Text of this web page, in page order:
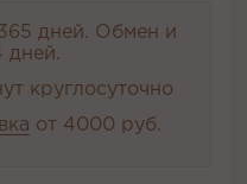
дней. Обмен и
дней.
круглосуточно
от 4000 руб.